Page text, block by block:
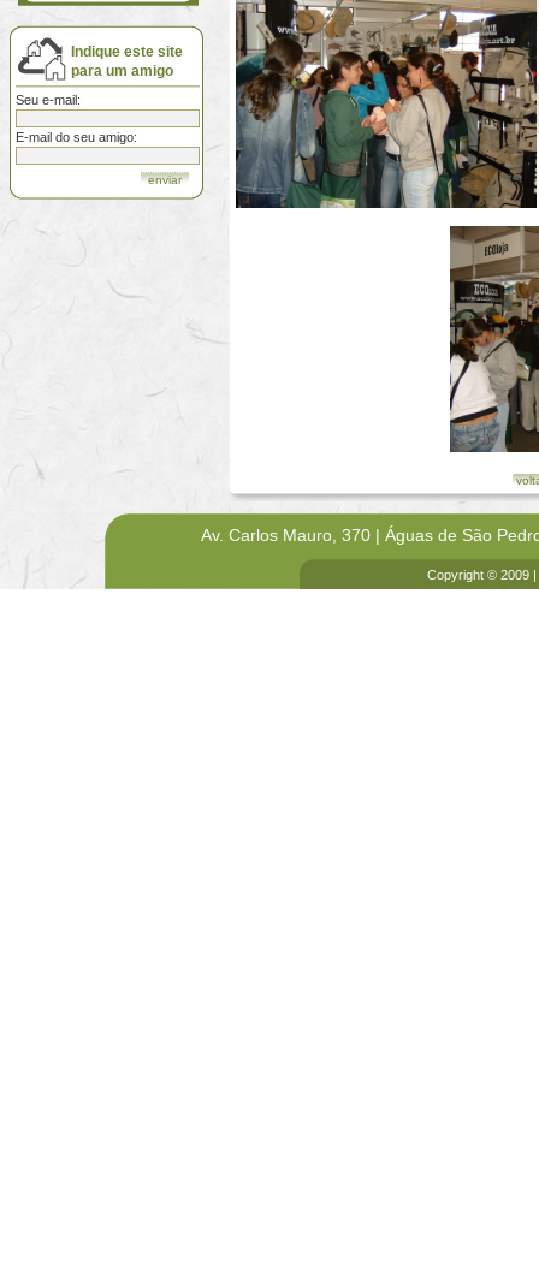
Indique este site
para um amigo
Seu e-mail:
E-mail do seu amigo:
Av. Carlos Mauro, 370 | Águas de São
Copyright © 2009